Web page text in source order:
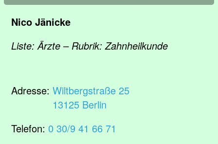
Nico Jänicke
Liste: Ärzte – Rubrik: Zahnheilkunde
Adresse: Wiltbergstraße 25
13125 Berlin
Telefon: 0 30/9 41 66 71